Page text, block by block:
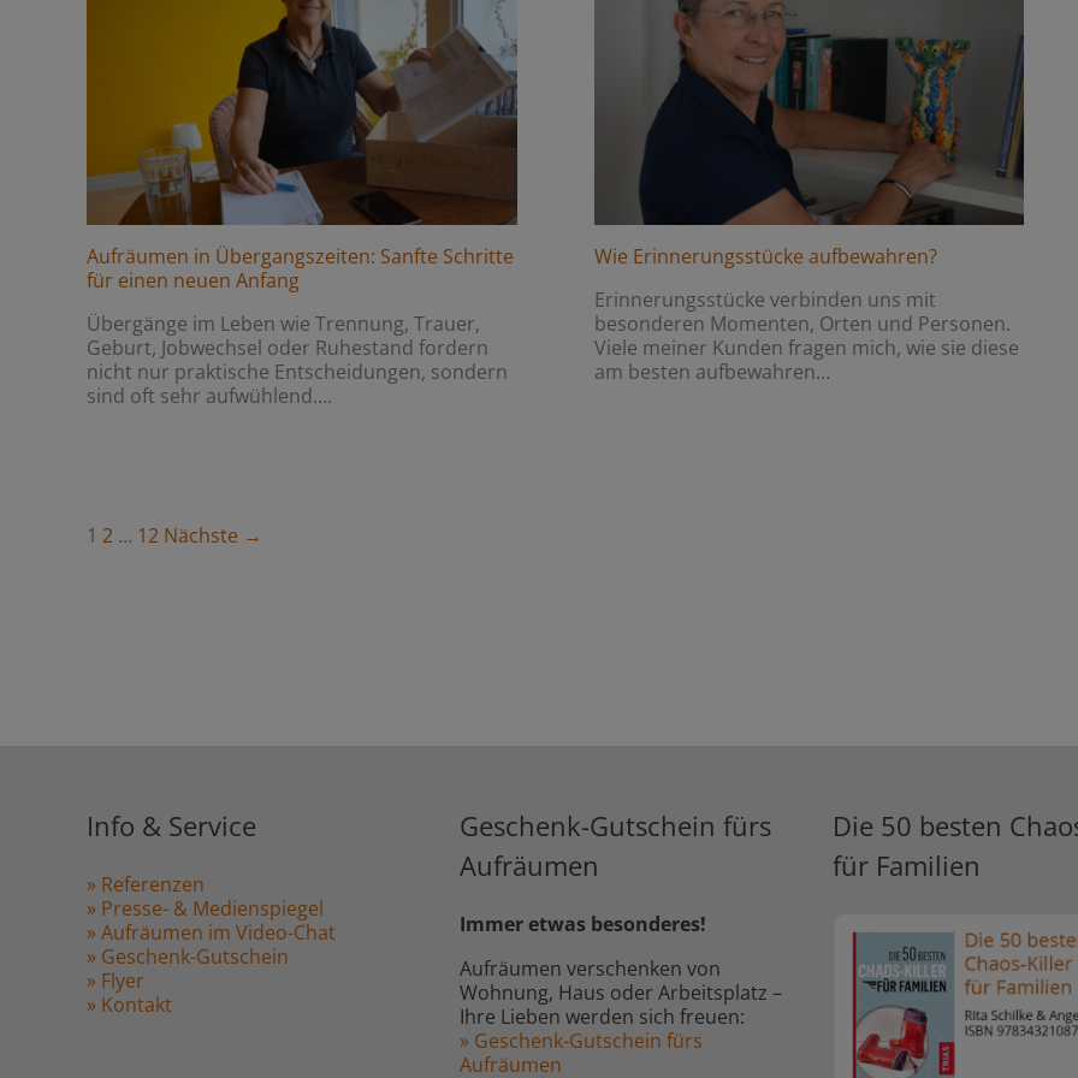
Aufräumen in Übergangszeiten: Sanfte Schritte
für einen neuen Anfang
Übergänge im Leben wie Trennung, Trauer,
Geburt, Jobwechsel oder Ruhestand fordern
nicht nur praktische Entscheidungen, sondern
sind oft sehr aufwühlend….
Wie Erinnerungsstücke aufbewahren?
Erinnerungsstücke verbinden uns mit
besonderen Momenten, Orten und Personen.
Viele meiner Kunden fragen mich, wie sie diese
am besten aufbewahren…
1 2 … 12 Nächste →
Info & Service
» Referenzen
» Presse- & Medienspiegel
» Aufräumen im Video-Chat
» Geschenk-Gutschein
» Flyer
» Kontakt
Geschenk-Gutschein fürs
Aufräumen
Immer etwas besonderes!
Aufräumen verschenken von
Wohnung, Haus oder Arbeitsplatz –
Ihre Lieben werden sich freuen:
» Geschenk-Gutschein fürs
Aufräumen
Die 50 besten
für Familien